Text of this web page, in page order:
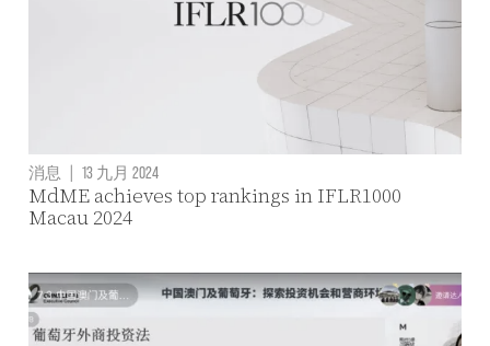
消息 13 九月 2024
MdME achieves top rankings in IFLR1000
Macau 2024